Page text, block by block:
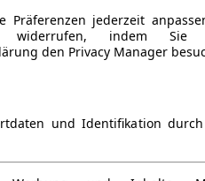
Präferenzen jederzeit
widerrufen, indem
den Privacy Manager
und Identifikation
Aut. S Premium